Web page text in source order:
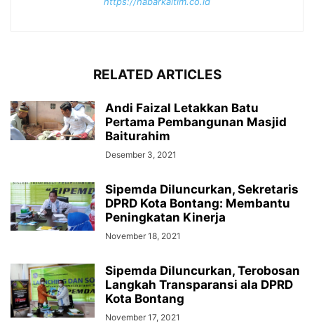
RELATED ARTICLES
Andi Faizal Letakkan Batu
Pertama Pembangunan Masjid
Baiturahim
Desember 3, 2021
Sipemda Diluncurkan, Sekretaris
DPRD Kota Bontang: Membantu
Peningkatan Kinerja
November 18, 2021
Sipemda Diluncurkan, Terobosan
Langkah Transparansi ala DPRD
Kota Bontang
November 17, 2021